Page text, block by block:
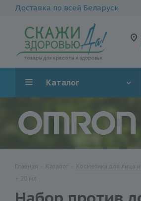
Доставка по всей Беларуси
Каталог